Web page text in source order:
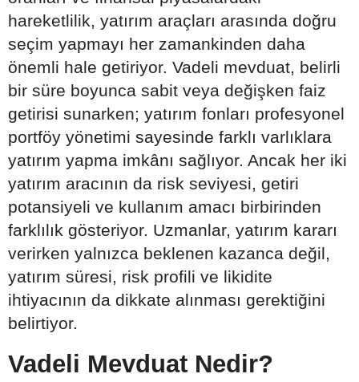
hareketlilik, yatırım araçları arasında doğru
seçim yapmayı her zamankinden daha
önemli hale getiriyor. Vadeli mevduat, belirli
bir süre boyunca sabit veya değişken faiz
getirisi sunarken; yatırım fonları profesyonel
portföy yönetimi sayesinde farklı varlıklara
yatırım yapma imkânı sağlıyor. Ancak her iki
yatırım aracının da risk seviyesi, getiri
potansiyeli ve kullanım amacı birbirinden
farklılık gösteriyor. Uzmanlar, yatırım kararı
verirken yalnızca beklenen kazanca değil,
yatırım süresi, risk profili ve likidite
ihtiyacının da dikkate alınması gerektiğini
belirtiyor.
Vadeli Mevduat Nedir?